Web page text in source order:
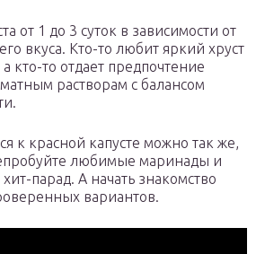
от 1 до 3 суток в зависимости от
вкуса. Кто-то любит яркий хруст
кто-то отдает предпочтение
растворам с балансом
к красной капусте можно так же,
любимые маринады и
парад. А начать знакомство
вариантов.